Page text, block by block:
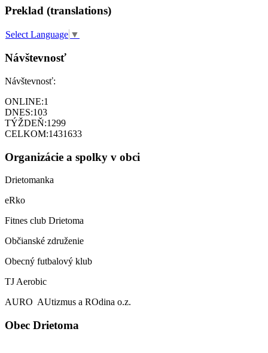
Preklad (translations)
Select Language ▼
Návštevnosť
Návštevnosť:
ONLINE:1
DNES:103
TÝŽDEŇ:1299
CELKOM:1431633
Organizácie a spolky v obci
Drietomanka
eRko
Fitnes club Drietoma
Občianské združenie
Obecný futbalový klub
TJ Aerobic
AURO AUtizmus a ROdina o.z.
Obec Drietoma